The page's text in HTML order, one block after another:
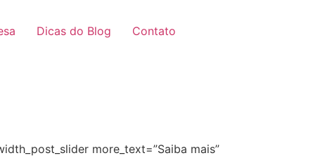
Dicas do Blog
Contato
more_text=”Saiba mais”